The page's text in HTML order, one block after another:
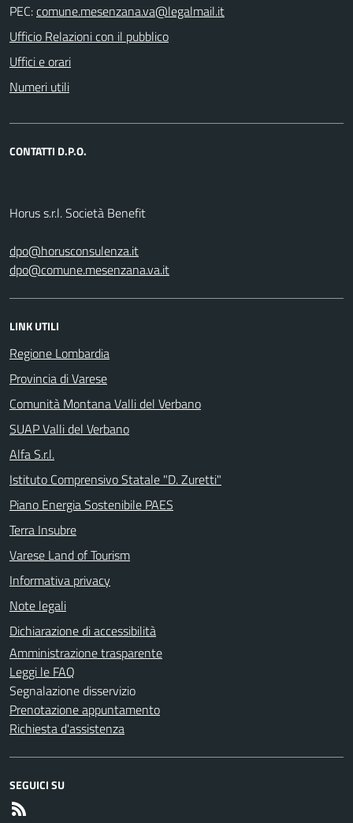
PEC:
Ufficio Relazioni con il pubblico
Uffici e orari
Numeri utili
CONTATTI D.P.O.
Horus s.r.l. Società Benefit
dpo@horusconsulenza.it
dpo@comune.mesenzana.va.it
LINK UTILI
Regione Lombardia
Provincia di Varese
Comunità Montana Valli del Verbano
SUAP Valli del Verbano
Alfa S.r.l.
Istituto Comprensivo Statale "D. Zuretti"
Piano Energia Sostenibile PAES
Terra Insubre
Varese Land of Tourism
Informativa privacy
Note legali
Dichiarazione di accessibilità
Amministrazione trasparente
Leggi le FAQ
Segnalazione disservizio
Prenotazione appuntamento
Richiesta d'assistenza
SEGUICI SU